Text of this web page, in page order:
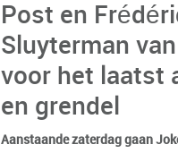
Post en
Sluyterman
voor het laatst
en grendel
Aanstaande zaterdag gaan